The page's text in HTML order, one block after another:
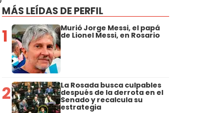
MÁS LEÍDAS DE PERFIL
1 Murió Jorge Messi, el papá
de Lionel Messi, en Rosario
2 La Rosada busca culpables
después de la derrota en el
Senado y recalcula su
estrategia